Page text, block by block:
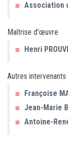
Association
Maîtrise d'œuvre
Henri
Autres intervenants
Françoise
Jean-Marie
Antoine-